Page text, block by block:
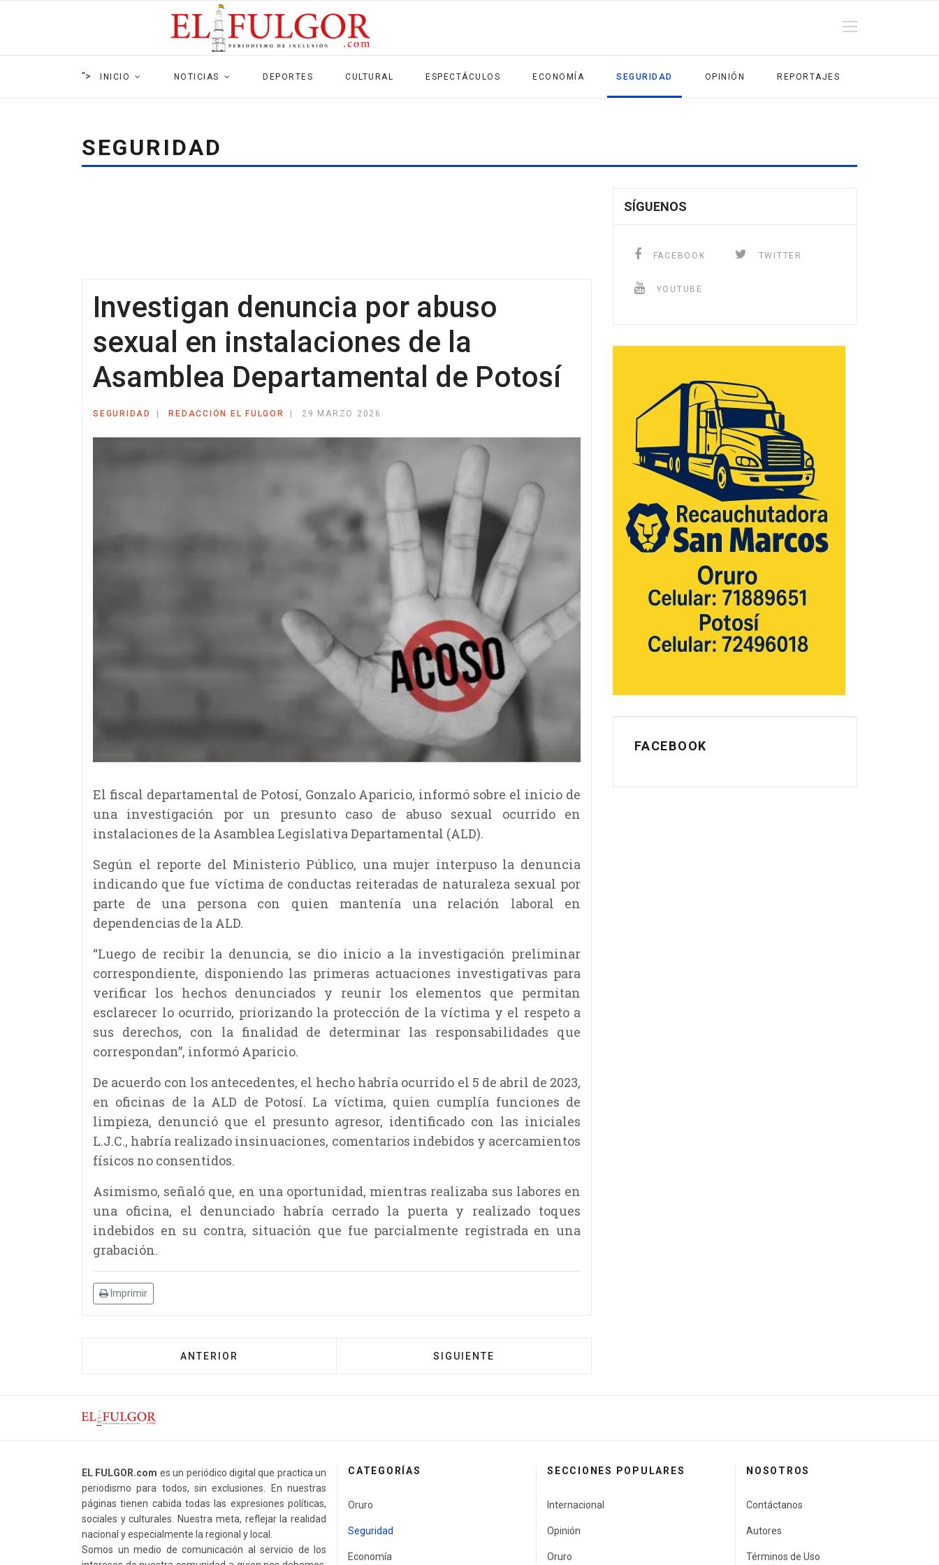
"> INICIO NOTICIAS DEPORTES CULTURAL ESPECTÁCULOS ECONOMÍA SEGURIDAD OPINIÓN REPORTAJES
SEGURIDAD
Investigan denuncia por abuso
sexual en instalaciones de la
Asamblea Departamental de Potosí
SEGURIDAD REDACCIÓN EL FULGOR 29 MARZO 2026
El fiscal departamental de Potosí, Gonzalo Aparicio, informó sobre el inicio de
una investigación por un presunto caso de abuso sexual ocurrido en
instalaciones de la Asamblea Legislativa Departamental (ALD).
Según el reporte del Ministerio Público, una mujer interpuso la denuncia
indicando que fue víctima de conductas reiteradas de naturaleza sexual por
parte de una persona con quien mantenía una relación laboral en
dependencias de la ALD.
“Luego de recibir la denuncia, se dio inicio a la investigación preliminar
correspondiente, disponiendo las primeras actuaciones investigativas para
verificar los hechos denunciados y reunir los elementos que permitan
esclarecer lo ocurrido, priorizando la protección de la víctima y el respeto a
sus derechos, con la finalidad de determinar las responsabilidades que
correspondan”, informó Aparicio.
De acuerdo con los antecedentes, el hecho habría ocurrido el 5 de abril de 2023,
en oficinas de la ALD de Potosí. La víctima, quien cumplía funciones de
limpieza, denunció que el presunto agresor, identificado con las iniciales
L.J.C., habría realizado insinuaciones, comentarios indebidos y acercamientos
físicos no consentidos.
Asimismo, señaló que, en una oportunidad, mientras realizaba sus labores en
una oficina, el denunciado habría cerrado la puerta y realizado toques
indebidos en su contra, situación que fue parcialmente registrada en una
grabación.
Imprimir
ANTERIOR SIGUIENTE
SÍGUENOS
FACEBOOK TWITTER
YOUTUBE
FACEBOOK
EL FULGOR.com es un periódico digital que practica un
periodismo para todos, sin exclusiones. En nuestras
páginas tienen cabida todas las expresiones políticas,
sociales y culturales. Nuestra meta, reflejar la realidad
nacional y especialmente la regional y local.
Somos un medio de comunicación al servicio de los
CATEGORÍAS
Oruro
Seguridad
Economía
SECCIONES POPULARES
Internacional
Opinión
Oruro
NOSOTROS
Contáctanos
Autores
Términos de Uso